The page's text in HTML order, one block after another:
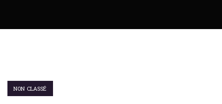
NON CLASSÉ